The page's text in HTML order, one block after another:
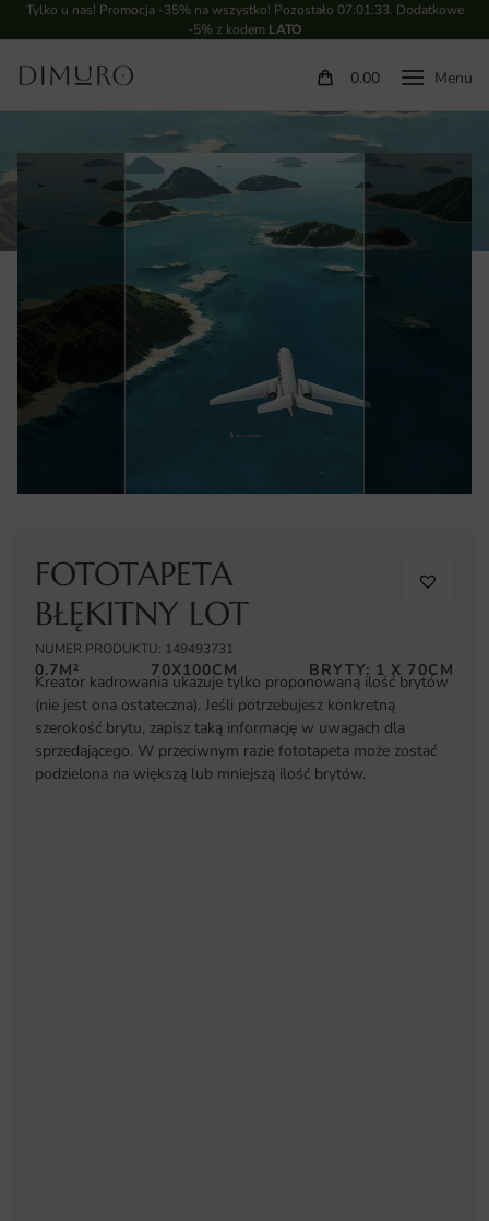
Tylko u nas! Promocja -35% na wszystko! Pozostało 07:01:33. Dodatkowe
-5% z kodem LATO
0.00
FOTOTAPETA
BŁĘKITNY LOT
NUMER PRODUKTU: 149493731
0.7M² 70X100CM BRYTY: 1 X 70CM
Kreator kadrowania ukazuje tylko proponowaną ilość brytów
(nie jest ona ostateczna). Jeśli potrzebujesz konkretną
szerokość brytu, zapisz taką informację w uwagach dla
sprzedającego. W przeciwnym razie fototapeta może zostać
podzielona na większą lub mniejszą ilość brytów.